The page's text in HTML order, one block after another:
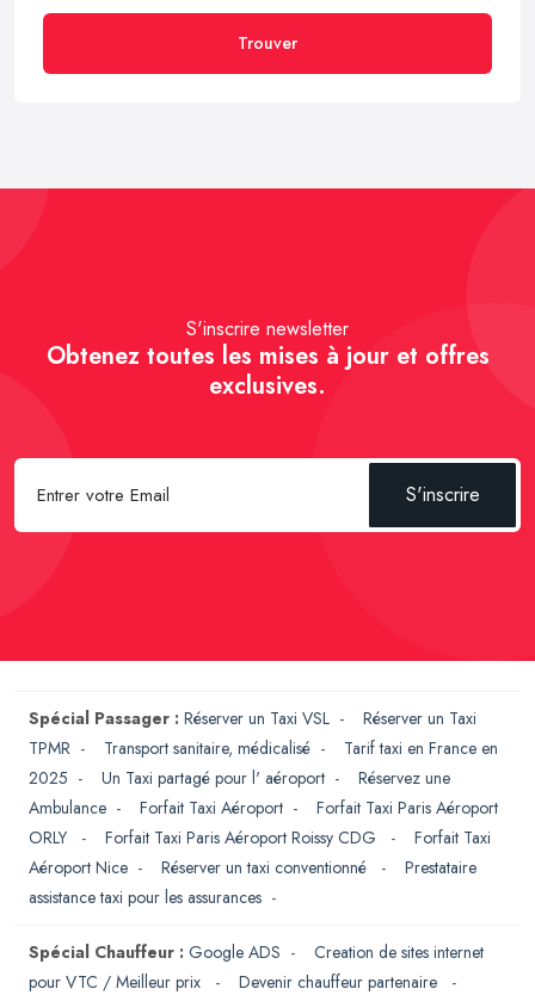
Trouver
S'inscrire newsletter
Obtenez toutes les mises à jour et offres
exclusives.
S'inscrire
Spécial Passager : Réserver un Taxi VSL - Réserver un Taxi
TPMR - Transport sanitaire, médicalisé - Tarif taxi en France en
2025 - Un Taxi partagé pour l' aéroport - Réservez une
Ambulance - Forfait Taxi Aéroport - Forfait Taxi Paris Aéroport
ORLY
- Forfait Taxi Paris Aéroport Roissy CDG - Forfait Taxi
Aéroport Nice - Réserver un taxi conventionné - Prestataire
assistance taxi pour les assurances -
Spécial Chauffeur : Google ADS - Creation de sites internet
pour VTC / Meilleur prix
- Devenir chauffeur partenaire
-